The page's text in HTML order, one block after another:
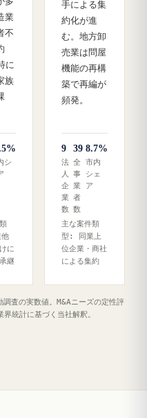
業
不
に
族
シ
に
継
手による集
約化が進
む。地方卸
売業は問屋
機能の再構
築で再編が
頻発。
9
法
人
企
業
数
39
全
事
業
者
数
8.7%
市内
シェ
ア
主な案件類
型: 同業上
位企業・商社
による集約
査の実数値。M&Aニーズの定性評
統計に基づく当社解釈。